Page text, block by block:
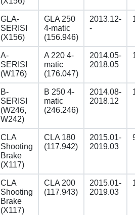
GLA-
SERISI
(X156)
GLA 250
4-matic
(156.946)
2013.12-
-
A-
SERISI
(W176)
A 220 4-
matic
(176.047)
2014.05-
2018.05
B-
SERISI
(W246,
W242)
B 250 4-
matic
(246.246)
2014.08-
2018.12
CLA
Shooting
Brake
(X117)
CLA 180
(117.942)
2015.01-
2019.03
CLA
Shooting
Brake
(X117)
CLA 200
(117.943)
2015.01-
2019.03